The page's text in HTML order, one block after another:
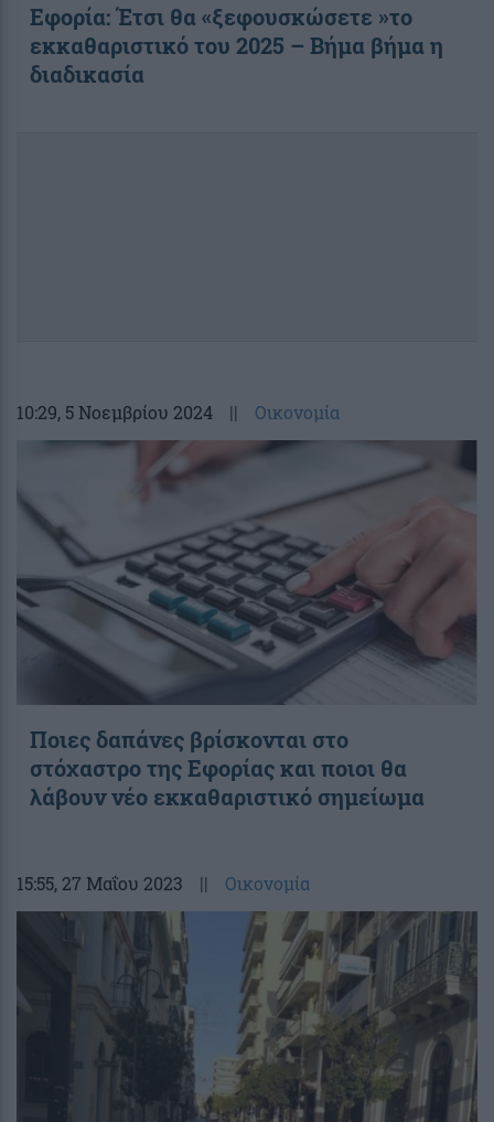
Εφορία: Έτσι θα «ξεφουσκώσετε »το
εκκαθαριστικό του 2025 – Βήμα βήμα η
διαδικασία
10:29, 5 Νοεμβρίου 2024 || Οικονομία
Ποιες δαπάνες βρίσκονται στο
στόχαστρο της Εφορίας και ποιοι θα
λάβουν νέο εκκαθαριστικό σημείωμα
15:55, 27 Μαΐου 2023 || Οικονομία